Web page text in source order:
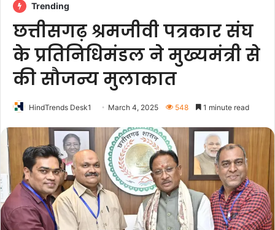
Trending
छत्तीसगढ़ श्रमजीवी पत्रकार संघ
के प्रतिनिधिमंडल ने मुख्यमंत्री से
की सौजन्य मुलाकात
HindTrends Desk1 March 4, 2025 548 1 minute read